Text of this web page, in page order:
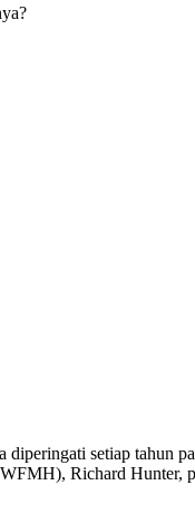
diperingati setiap tahun
Richard Hunter,